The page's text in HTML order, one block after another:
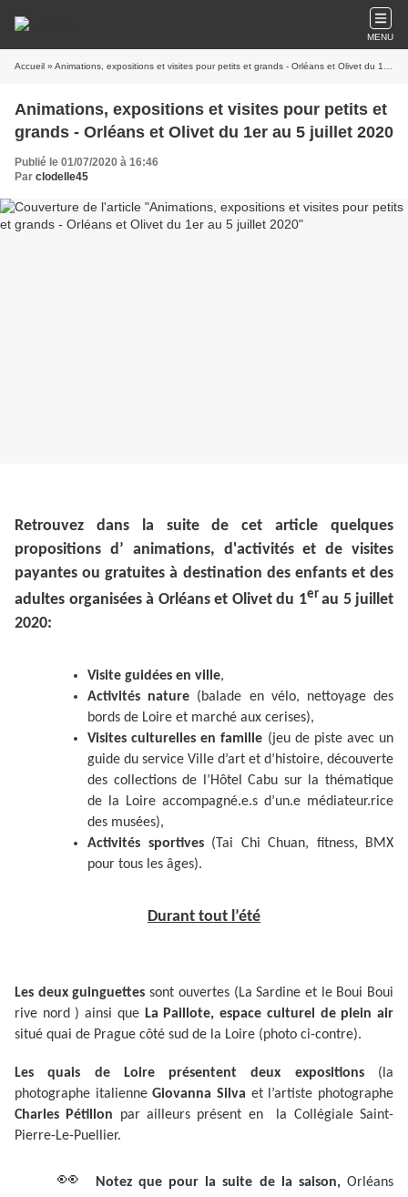
MENU
Accueil » Animations, expositions et visites pour petits et grands - Orléans et Olivet du 1er au 5 juillet 2020
Animations, expositions et visites pour petits et
grands - Orléans et Olivet du 1er au 5 juillet 2020
Publié le 01/07/2020 à 16:46
Par clodelle45
Retrouvez dans la suite de cet article quelques
propositions d’ animations, d'activités et de visites
payantes ou gratuites à destination des enfants et des
adultes organisées à Orléans et Olivet du 1er au 5 juillet
2020:
Visite guidées en ville,
Activités nature (balade en vélo, nettoyage des
bords de Loire et marché aux cerises),
Visites culturelles en famille (jeu de piste avec un
guide du service Ville d’art et d’histoire, découverte
des collections de l’Hôtel Cabu sur la thématique
de la Loire accompagné.e.s d’un.e médiateur.rice
des musées),
Activités sportives(Tai Chi Chuan, fitness, BMX
pour tous les âges).
Durant tout l’été
Les deux guinguettes sont ouvertes (La Sardine et le Boui Boui
rive nord ) ainsi que La Paillote, espace culturel de plein air
situé quai de Prague côté sud de la Loire (photo ci-contre).
Les quais de Loire présentent deux expositions(la
photographe italienneGiovanna Silva et l’artiste photographe
Charles Pétillon par ailleurs présent en la Collégiale Saint-
Pierre-Le-Puellier.
👀 Notez que pour la suite de la saison,Orléans